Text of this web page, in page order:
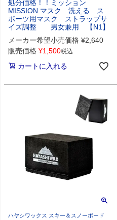
処分価格！！ミッション
MISSION マスク 洗える ス
ポーツ用マスク ストラップサ
イズ調整 男女兼用 【N1】
メーカー希望小売価格 ¥2,640
販売価格 ¥1,500税込
カートに入れる
ハヤシワックス スキー＆スノーボード